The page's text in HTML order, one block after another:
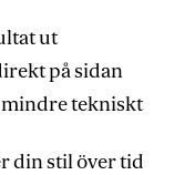
ut
på sidan
tekniskt
din stil över tid